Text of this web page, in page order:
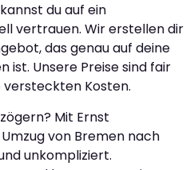
du auf ein
vertrauen. Wir erstellen dir
das genau auf deine
ist. Unsere Preise sind fair
Kosten.
Mit Ernst
von Bremen nach
unkompliziert.